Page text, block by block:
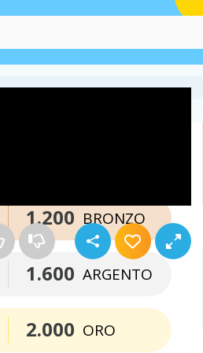
BRONZO
1.200
ARGENTO
1.600
ORO
2.000